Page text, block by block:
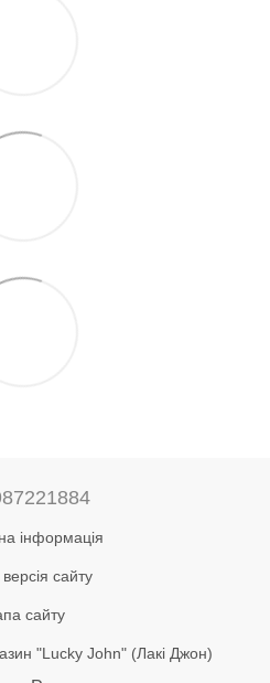
інформація
сайту
сайту
"Lucky John" (Лакі Джон)